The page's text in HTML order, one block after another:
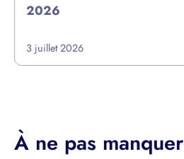
2026
3 juillet 2026
À ne pas manquer